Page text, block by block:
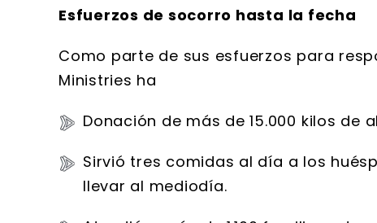
Esfuerzos de socorro hasta la fecha
Como parte de sus esfuerzos para
Ministries ha
Donación de más de 15.000 kilos de
Sirvió tres comidas al día a los
llevar al mediodía.